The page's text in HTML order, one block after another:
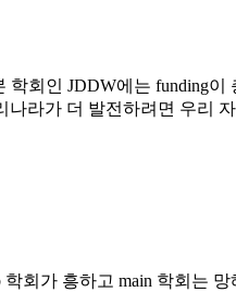
회인 JDDW에는 funding
라가 더 발전하려면 우리
회가 흥하고 main 학회는